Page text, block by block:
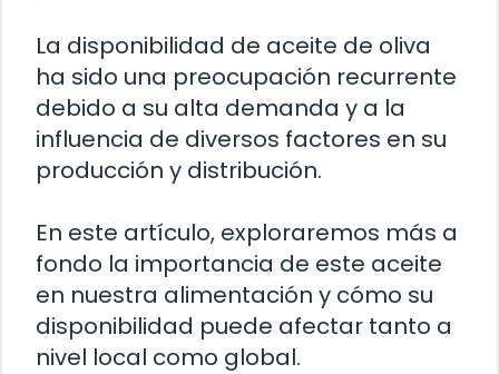
La disponibilidad de aceite de oliva
ha sido una preocupación recurrente
debido a su alta demanda y a la
influencia de diversos factores en su
producción y distribución.
En este artículo, exploraremos más a
fondo la importancia de este aceite
en nuestra alimentación y cómo su
disponibilidad puede afectar tanto a
nivel local como global.